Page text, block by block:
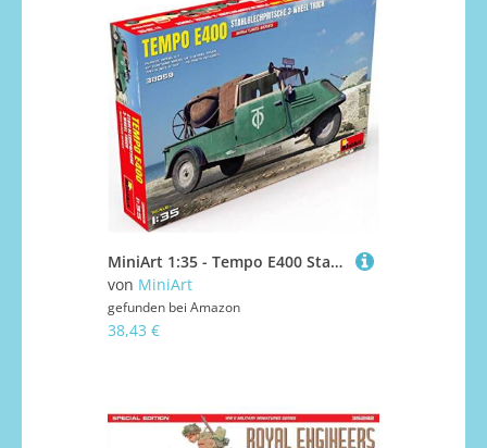
MiniArt 1:35 - Tempo E400 StahlblechPritsche 3-Rad
von MiniArt
gefunden bei Amazon
38,43 €